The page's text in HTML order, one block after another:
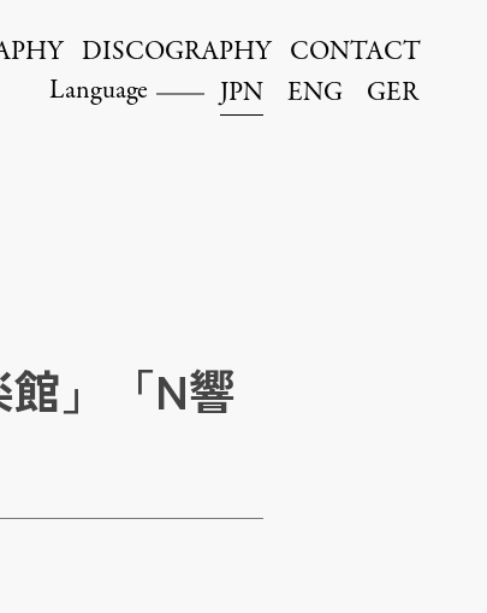
Language JPN ENG GER
DISCOGRAPHY CONTACT
館」「N響